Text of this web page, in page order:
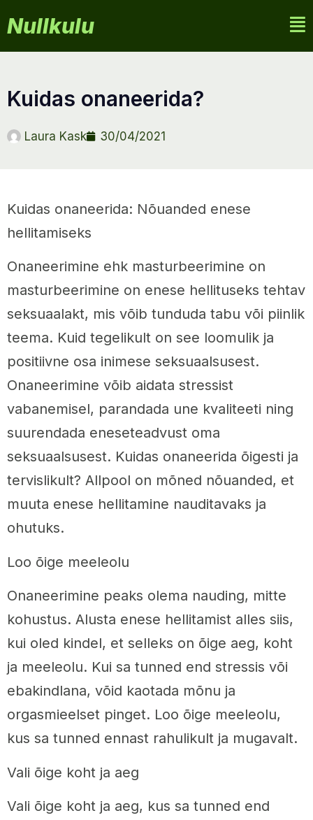
Nullkulu
kuidas onaneerida?
Laura Kask 30/04/2021
Kuidas onaneerida: Nõuanded enese
hellitamiseks
Onaneerimine ehk masturbeerimine on
masturbeerimine on enese hellituseks tehtav
seksuaalakt, mis võib tunduda tabu või piinlik
teema. Kuid tegelikult on see loomulik ja
positiivne osa inimese seksuaalsusest.
Onaneerimine võib aidata stressist
vabanemisel, parandada une kvaliteeti ning
suurendada eneseteadvust oma
seksuaalsusest. Kuidas onaneerida õigesti ja
tervislikult? Allpool on mõned nõuanded, et
muuta enese hellitamine nauditavaks ja
ohutuks.
Loo õige meeleolu
Onaneerimine peaks olema nauding, mitte
kohustus. Alusta enese hellitamist alles siis,
kui oled kindel, et selleks on õige aeg, koht
ja meeleolu. Kui sa tunned end stressis või
ebakindlana, võid kaotada mõnu ja
orgasmieelset pinget. Loo õige meeleolu,
kus sa tunned ennast rahulikult ja mugavalt.
Vali õige koht ja aeg
Vali õige koht ja aeg, kus sa tunned end